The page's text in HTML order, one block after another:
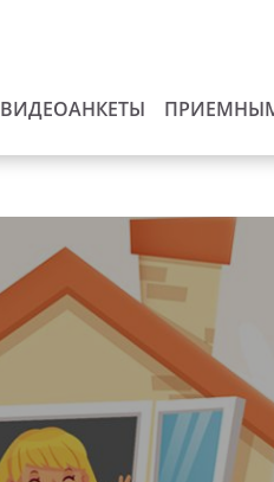
ВИДЕОАНКЕТЫ